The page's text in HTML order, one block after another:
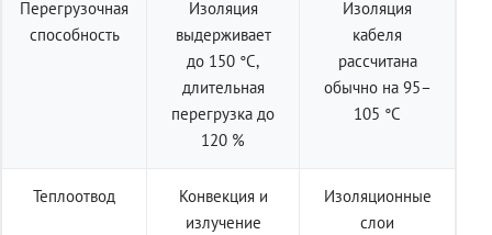
Перегрузочная
способность
Изоляция
выдерживает
до 150 °C,
длительная
перегрузка до
120 %
Изоляция
кабеля
рассчитана
обычно на 95–
105 °C
Теплоотвод
Конвекция и
излучение
Изоляционные
слои